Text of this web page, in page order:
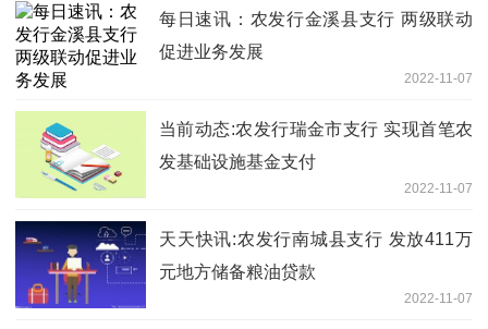
每日速讯：农发行金溪县支行 两级联动
促进业务发展
2022-11-07
当前动态:农发行瑞金市支行 实现首笔农
发基础设施基金支付
2022-11-07
天天快讯:农发行南城县支行 发放411万
元地方储备粮油贷款
2022-11-07